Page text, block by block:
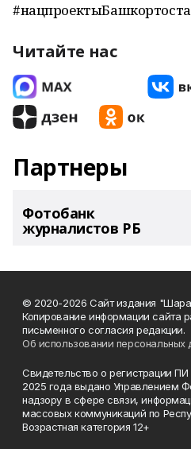
Читайте нас
Партнеры
Фотобанк
журналистов РБ
© 2020-2026 Сайт издания
Копирование информации сайта
письменного согласия редакции.
Об использовании персональных
Свидетельство о регистрации
2025 года выдано Управлением
надзору в сфере связи,
массовых коммуникаций по
Возрастная категория 12+